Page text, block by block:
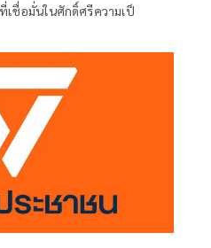
เชื่อมั่นในศักดิ์ศรีความเป็